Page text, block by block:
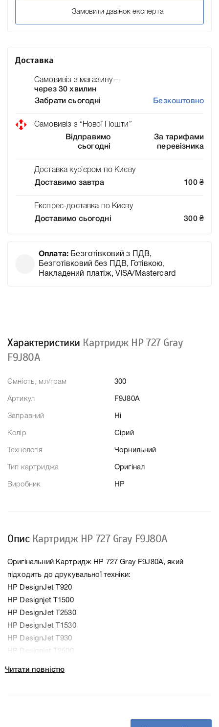
Замовити дзвінок експерта
Доставка
Самовивіз з магазину –
через 30 хвилин
Забрати сьогодні
Безкоштовно
Самовивіз з “Нової Пошти”
Відправимо
сьогодні
За тарифами
перевізника
Доставка кур`єром по Києву
Доставимо завтра
100 ₴
Експрес-доставка по Києву
Доставимо сьогодні
300 ₴
Оплата: Безготівковий з ПДВ,
Безготівковий без ПДВ, Готівкою,
Накладений платіж, VISA/Mastercard
Характеристики Картридж HP 727 Gray
F9J80A
Ємність, мл/грам 300
Артикул F9J80A
Заправний Ні
Колір Сірий
Технологія Чорнильний
Тип картриджа Оригінал
Виробник HP
Опис Картридж HP 727 Gray F9J80A
Оригінальний Картридж HP 727 Gray F9J80A, який
підходить до друкувальної техніки:
HP DesignJet T920
HP Designjet T1500
HP DesignJet T2530
HP DesignJet T1530
HP DesignJet T930
HP Designjet T2500
Читати повністю